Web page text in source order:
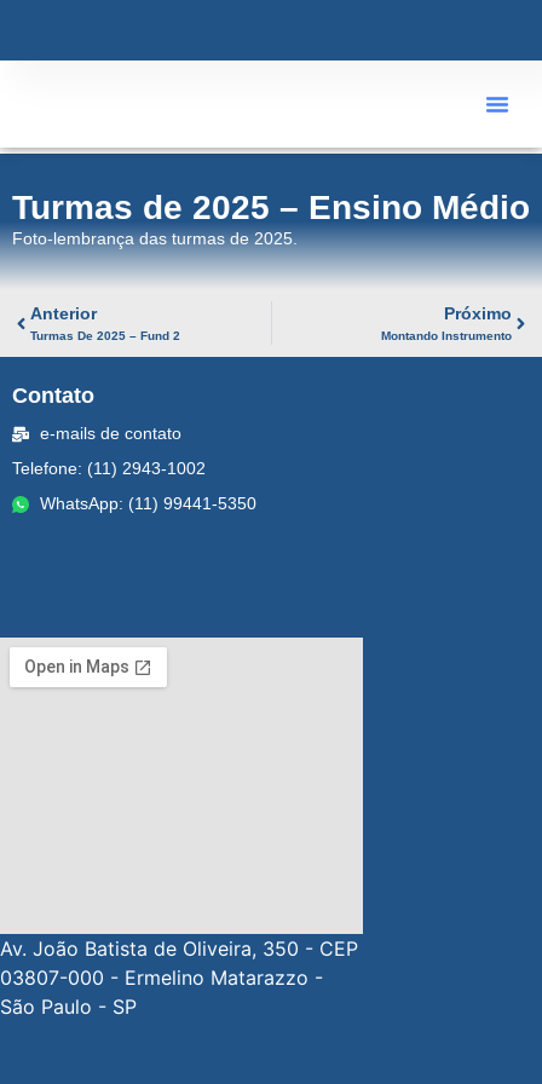
Turmas de 2025 – Ensino Médio
Foto-lembrança das turmas de 2025.
Anterior
Turmas De 2025 – Fund 2
Próximo
Montando Instrumento
Contato
e-mails de contato
Telefone: (11) 2943-1002
WhatsApp: (11) 99441-5350
Av. João Batista de Oliveira, 350 - CEP
03807-000 - Ermelino Matarazzo -
São Paulo - SP